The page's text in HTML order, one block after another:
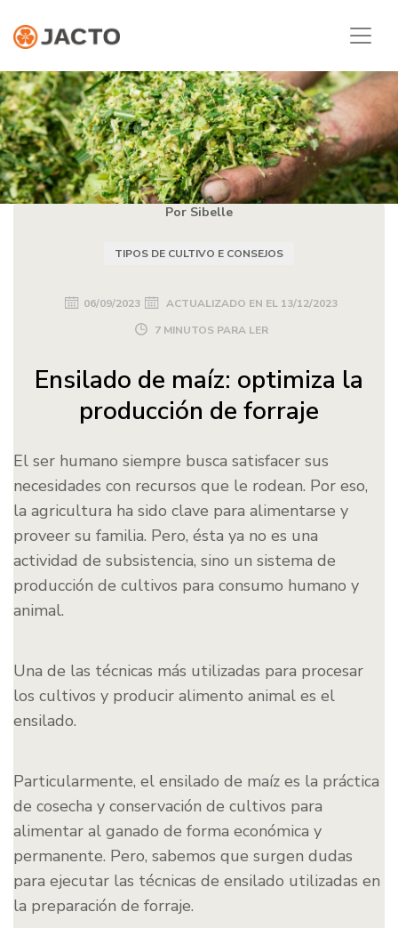
Por Sibelle
TIPOS DE CULTIVO E CONSEJOS
06/09/2023 ACTUALIZADO EN EL 13/12/2023
7 MINUTOS PARA LER
Ensilado de maíz: optimiza la
producción de forraje
El ser humano siempre busca satisfacer sus
necesidades con recursos que le rodean. Por eso,
la agricultura ha sido clave para alimentarse y
proveer su familia. Pero, ésta ya no es una
actividad de subsistencia, sino un sistema de
producción de cultivos para consumo humano y
animal.
Una de las técnicas más utilizadas para procesar
los cultivos y producir alimento animal es el
ensilado.
Particularmente, el ensilado de maíz es la práctica
de cosecha y conservación de cultivos para
alimentar al ganado de forma económica y
permanente. Pero, sabemos que surgen dudas
para ejecutar las técnicas de ensilado utilizadas en
la preparación de forraje.